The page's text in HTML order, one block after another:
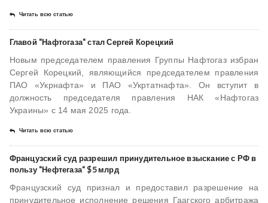
Читать всю статью
Главой "Нафтогаза" стал Сергей Корецкий
Новым председателем правления Группы Нафтогаз избран
Сергей Корецкий, являющийся председателем правления
ПАО «Укрнафта» и ПАО «Укртатнафта». Он вступит в
должность председателя правления НАК «Нафтогаз
Украины» с 14 мая 2025 года.
Читать всю статью
Французский суд разрешил принудительное взыскание с РФ в
пользу "Нефтегаза" $5 млрд
Французский суд признал и предоставил разрешение на
принудительное исполнение решения Гаагского арбитража